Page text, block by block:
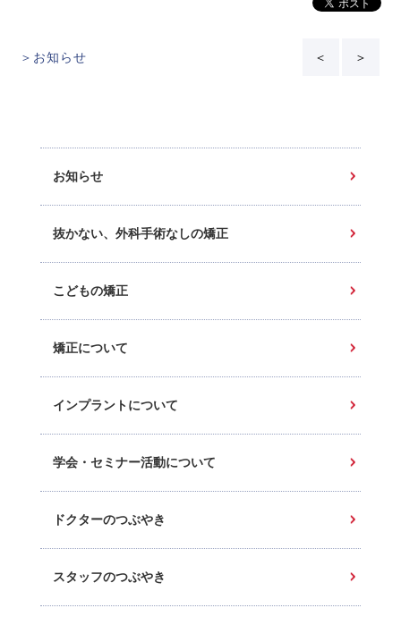
＞お知らせ ＜ ＞
お知らせ
抜かない、外科手術なしの矯正
こどもの矯正
矯正について
インプラントについて
学会・セミナー活動について
ドクターのつぶやき
スタッフのつぶやき